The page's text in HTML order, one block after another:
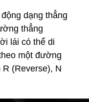
dạng thẳng
thẳng
lái có thể di
một đường
(Reverse), N